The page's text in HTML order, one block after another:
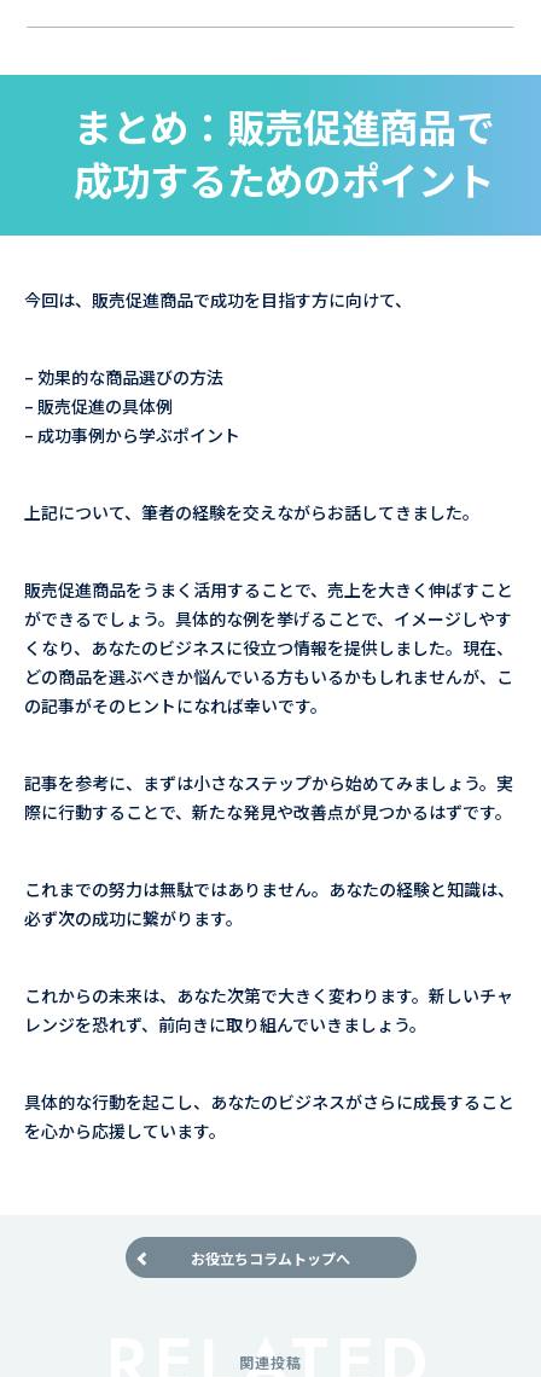
まとめ：販売促進商品で
成功するためのポイント
今回は、販売促進商品で成功を目指す方に向けて、
– 効果的な商品選びの方法
– 販売促進の具体例
– 成功事例から学ぶポイント
上記について、筆者の経験を交えながらお話してきました。
販売促進商品をうまく活用することで、売上を大きく伸ばすこと
ができるでしょう。具体的な例を挙げることで、イメージしやす
くなり、あなたのビジネスに役立つ情報を提供しました。現在、
どの商品を選ぶべきか悩んでいる方もいるかもしれませんが、こ
の記事がそのヒントになれば幸いです。
記事を参考に、まずは小さなステップから始めてみましょう。実
際に行動することで、新たな発見や改善点が見つかるはずです。
これまでの努力は無駄ではありません。あなたの経験と知識は、
必ず次の成功に繋がります。
これからの未来は、あなた次第で大きく変わります。新しいチャ
レンジを恐れず、前向きに取り組んでいきましょう。
具体的な行動を起こし、あなたのビジネスがさらに成長すること
を心から応援しています。
お役立ちコラムトップへ
関連投稿